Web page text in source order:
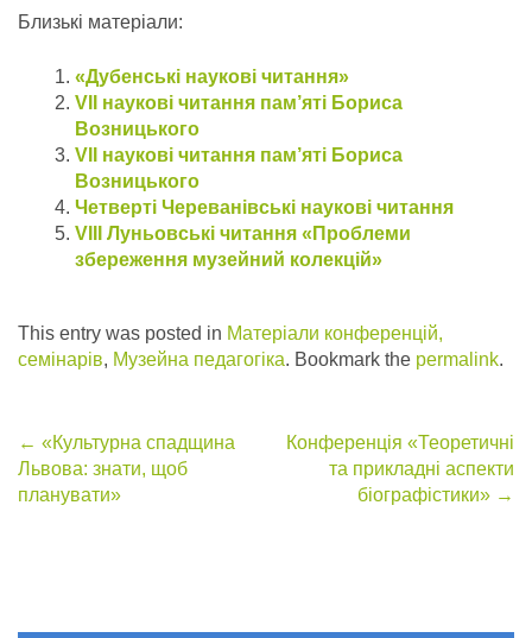
Близькі матеріали:
«Дубенські наукові читання»
VII наукові читання пам’яті Бориса
Возницького
VII наукові читання пам’яті Бориса
Возницького
Четверті Череванівські наукові читання
VІIІ Луньовські читання «Проблеми
збереження музейний колекцій»
This entry was posted in Матеріали конференцій,
семінарів, Музейна педагогіка. Bookmark the permalink.
Post
navigation
← «Культурна спадщина
Львова: знати, щоб
планувати»
Конференція «Теоретичні
та прикладні аспекти
біографістики» →